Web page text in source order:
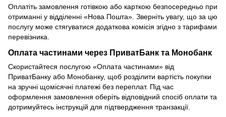
Оплатіть замовлення готівкою або карткою безпосередньо при
отриманні у відділенні «Нова Пошта». Зверніть увагу, що за цю
послугу може стягуватися додаткова комісія згідно з тарифами
перевізника.
Оплата частинами через ПриватБанк та Монобанк
Скористайтеся послугою «Оплата частинами» від
ПриватБанку або Монобанку, щоб розділити вартість покупки
на зручні щомісячні платежі без переплат. Під час
оформлення замовлення оберіть відповідний спосіб оплати та
дотримуйтесь інструкцій для підтвердження транзакції.